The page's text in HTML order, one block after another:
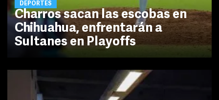
DEPORTES
Charros sacan las escobas en
Chihuahua, enfrentarán a
Sultanes en Playoffs